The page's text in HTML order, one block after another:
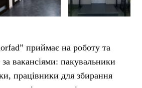
приймає на роботу та
вакансіями: пакувальники
працівники для збирання